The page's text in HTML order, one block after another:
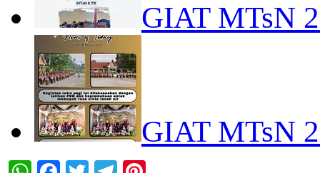
GIAT MTsN
GIAT MTsN